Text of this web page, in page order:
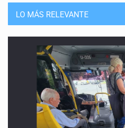
LO MÁS RELEVANTE